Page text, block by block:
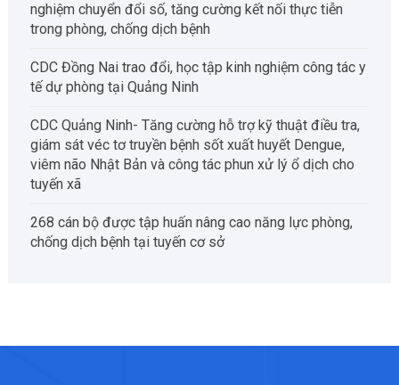
nghiệm chuyển đổi số, tăng cường kết nối thực tiễn
trong phòng, chống dịch bệnh
CDC Đồng Nai trao đổi, học tập kinh nghiệm công tác y
tế dự phòng tại Quảng Ninh
CDC Quảng Ninh- Tăng cường hỗ trợ kỹ thuật điều tra,
giám sát véc tơ truyền bệnh sốt xuất huyết Dengue,
viêm não Nhật Bản và công tác phun xử lý ổ dịch cho
tuyến xã
268 cán bộ được tập huấn nâng cao năng lực phòng,
chống dịch bệnh tại tuyến cơ sở